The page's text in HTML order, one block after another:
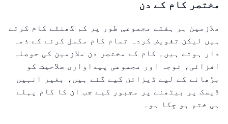
مختصر کام کے دن
ملازمین ہر ہفتے مجموعی طور پر کم گھنٹے کام کرتے
ہیں لیکن تفویض کردہ تمام کام مکمل کرنے کے ذمہ
دار ہوتے ہیں۔ کام کے مختصر دن ملازمین کی حوصلہ
افزائی، توجہ اور مجموعی پیداواری صلاحیت کو
بڑھانے کے لیے ڈیزائن کیے گئے ہیں، بغیر انہیں
ڈیسک پر بیٹھنے پر مجبور کیے جب ان کا کام پہلے
ہی ختم ہو چکا ہو۔